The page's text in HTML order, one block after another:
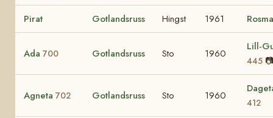
Pirat Gotlandsruss Hingst 1961
Ada 700 Gotlandsruss Sto 1960
Lill-
445
Agneta 702 Gotlandsruss Sto 1960
412